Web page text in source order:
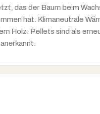
das der Baum beim
hat. Klimaneutrale
Holz. Pellets sind als